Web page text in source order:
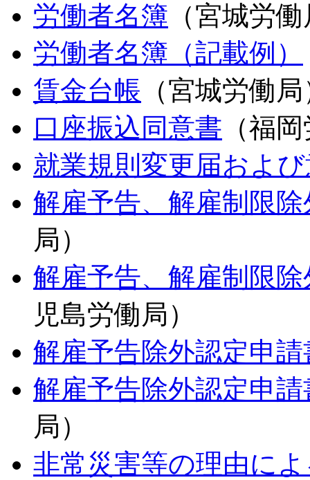
労働者名簿 （宮城労
労働者名簿（記載例）
賃金台帳 （宮城労働
口座振込同意書 （福
就業規則変更届およ
解雇予告、解雇制限
局）
解雇予告、解雇制限
児島労働局）
解雇予告除外認定申請
解雇予告除外認定申
局）
非常災害等の理由に